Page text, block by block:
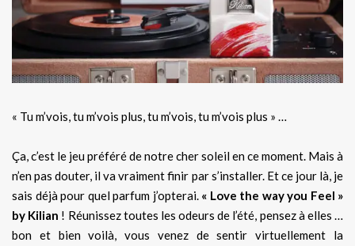
« Tu m’vois, tu m’vois plus, tu m’vois, tu m’vois plus » …
Ça, c’est le jeu préféré de notre cher soleil en ce moment. Mais à
n’en pas douter, il va vraiment finir par s’installer. Et ce jour là, je
sais déjà pour quel parfum j’opterai. « Love the way you Feel »
by Kilian ! Réunissez toutes les odeurs de l’été, pensez à elles …
bon et bien voilà, vous venez de sentir virtuellement la